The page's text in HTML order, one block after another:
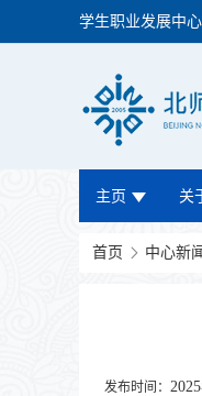
学生职业发展中心
主页 关
首页 中心新闻
发布时间：